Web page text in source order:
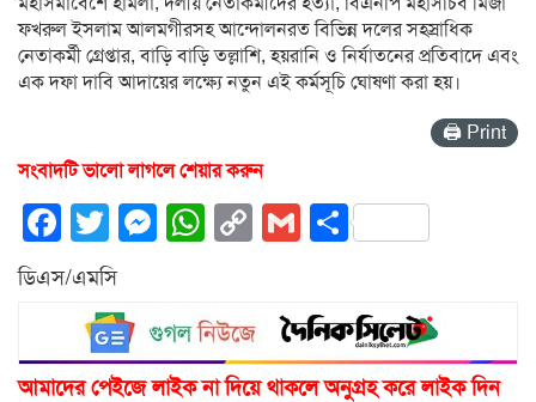
ফখরুল ইসলাম আলমগীরসহ আন্দোলনরত বিভিন্ন দলের সহস্রাধিক
নেতাকর্মী গ্রেপ্তার, বাড়ি বাড়ি তল্লাশি, হয়রানি ও নির্যাতনের প্রতিবাদে এবং
এক দফা দাবি আদায়ের লক্ষ্যে নতুন এই কর্মসূচি ঘোষণা করা হয়।
🖨 Print
সংবাদটি ভালো লাগলে শেয়ার করুন
Facebook
Twitter
Messenger
WhatsApp
CopyGmailShare
ডিএস/এমসি
আমাদের পেইজে লাইক না দিয়ে থাকলে অনুগ্রহ করে লাইক দিন